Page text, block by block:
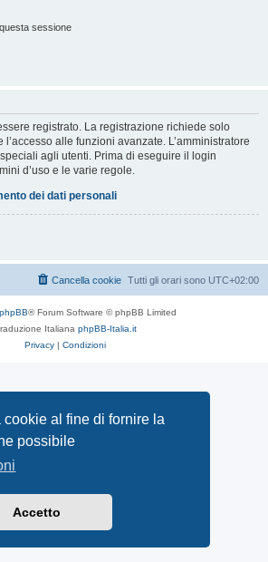
al fine di fornire la
possibile
Accetto
sessione
registrato. La registrazione richiede solo
alle funzioni avanzate. L’amministratore
agli utenti. Prima di eseguire il login
d’uso e le varie regole.
dei dati personali
Tutti gli orari sono UTC+02:00
Cancella cookie
phpBB® Forum Software © phpBB Limited
Italiana phpBB-Italia.it
Privacy | Condizioni